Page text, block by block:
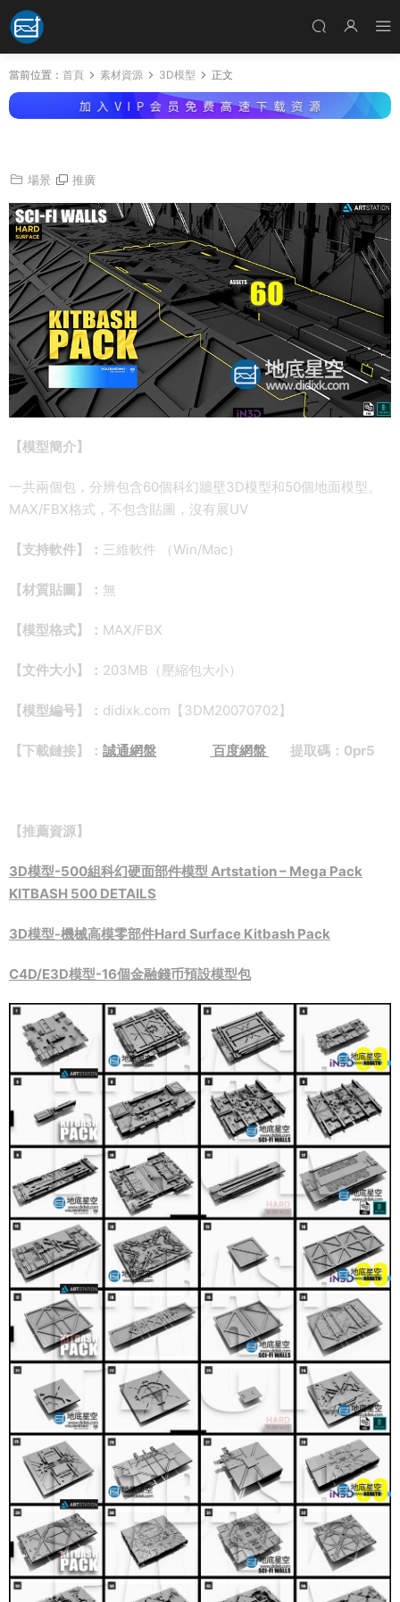
當前位置： 首頁 素材資源 3D模型 正文
場景 推廣
【模型簡介】
一共兩個包，分辨包含60個科幻牆壁3D模型和50個地面模型。
MAX/FBX格式，不包含貼圖，沒有展UV
【支持軟件】： 三維軟件 （Win/Mac）
【材質貼圖】： 無
【模型格式】： MAX/FBX
【文件大小】： 203MB（壓縮包大小）
【模型編号】： didixk.com【3DM20070702】
【下載鏈接】： 誠通網盤 百度網盤 提取碼：0pr5
【推薦資源】
3D模型-500組科幻硬面部件模型 Artstation – Mega Pack
KITBASH 500 DETAILS
3D模型-機械高模零部件Hard Surface Kitbash Pack
C4D/E3D模型-16個金融錢币預設模型包